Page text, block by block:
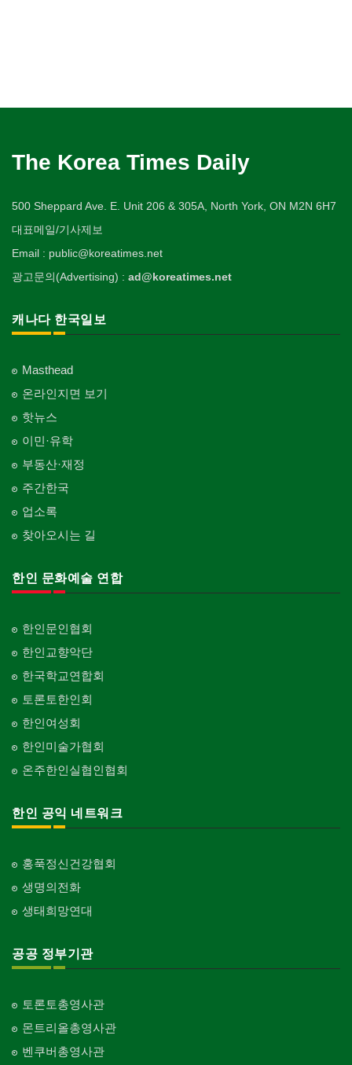
The Korea Times Daily
500 Sheppard Ave. E. Unit 206 & 305A, North York, ON M2N 6H7
대표메일/기사제보
Email : public@koreatimes.net
광고문의(Advertising) : ad@koreatimes.net
캐나다 한국일보
Masthead
온라인지면 보기
핫뉴스
이민·유학
부동산·재정
주간한국
업소록
찾아오시는 길
한인 문화예술 연합
한인문인협회
한인교향악단
한국학교연합회
토론토한인회
한인여성회
한인미술가협회
온주한인실협인협회
한인 공익 네트워크
홍푹정신건강협회
생명의전화
생태희망연대
공공 정부기관
토론토총영사관
몬트리올총영사관
벤쿠버총영사관